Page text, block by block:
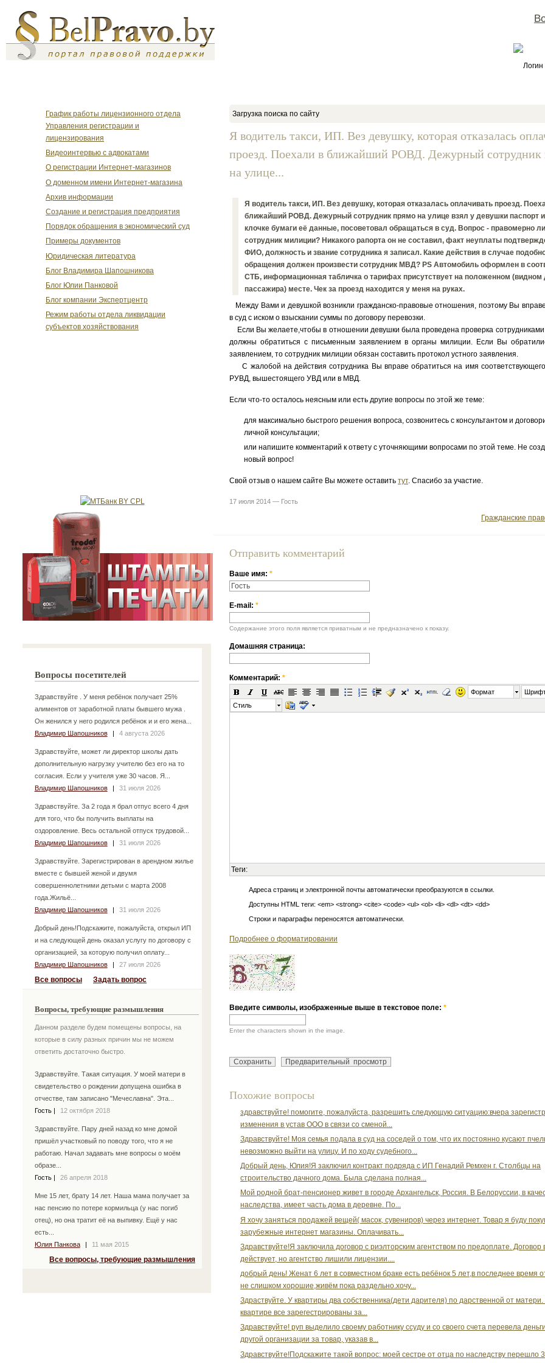
Логин
График работы лицензионного отдела
Управления регистрации и
лицензирования
Видеоинтервью с адвокатами
О регистрации Интернет-магазинов
О доменном имени Интернет-магазина
Архив информации
Создание и регистрация предприятия
Порядок обращения в экономический суд
Примеры документов
Юридическая литература
Блог Владимира Шапошникова
Блог Юлии Панковой
Блог компании Экспертцентр
Режим работы отдела ликвидации
субъектов хозяйствования
Вопросы посетителей
Здравствуйте . У меня ребёнок получает 25%
алиментов от заработной платы бывшего мужа .
Он женился у него родился ребёнок и и его жена...
Владимир Шапошников
| 4 августа 2026
Здравствуйте, может ли директор школы дать
дополнительную нагрузку учителю без его на то
согласия. Если у учителя уже 30 часов. Я...
Владимир Шапошников
| 31 июля 2026
Здравствуйте. За 2 года я брал отпус всего 4 дня
для того, что бы получить выплаты на
оздоровление. Весь остальной отпуск трудовой...
Владимир Шапошников
| 31 июля 2026
Здравствуйте. Зарегистрирован в арендном жилье
вместе с бывшей женой и двумя
совершеннолетними детьми с марта 2008
года.Жильё...
Владимир Шапошников
| 31 июля 2026
Добрый день!Подскажите, пожалуйста, открыл ИП
и на следующей день оказал услугу по договору с
организацией, за которую получил оплату...
Владимир Шапошников
| 27 июля 2026
Все вопросы Задать вопрос
Вопросы, требующие размышления
Данном разделе будем помещены вопросы, на
которые в силу разных причин мы не можем
ответить достаточно быстро.
Здравствуйте. Такая ситуация. У моей матери в
свидетельство о рождении допущена ошибка в
отчестве, там записано "Мечеславна". Эта...
Гость
12 октября 2018
Здравствуйте. Пару дней назад ко мне домой
пришёл участковый по поводу того, что я не
работаю. Начал задавать мне вопросы о моём
образе...
Гость
26 апреля 2018
Мне 15 лет, брату 14 лет. Наша мама получает за
нас пенсию по потере кормильца (у нас погиб
отец), но она тратит её на выпивку. Ещё у нас
есть...
Юлия Панкова
11 мая 2015
Все вопросы, требующие размышления
Загрузка поиска по сайту
Я водитель такси, ИП. Вез девушку, которая отказалась
проезд. Поехали в ближайший РОВД. Дежурный сотрудник
на улице...
Я водитель такси, ИП. Вез девушку, которая отказалась оплачивать проезд.
ближайший РОВД. Дежурный сотрудник прямо на улице взял у девушки паспорт
клочке бумаги её данные, посоветовал обращаться в суд. Вопрос - правомерно
сотрудник милиции? Никакого рапорта он не составил, факт неуплаты
ФИО, должность и звание сотрудника я записал. Какие действия в случае
обращения должен произвести сотрудник МВД? PS Автомобиль оформлен в
СТБ, информационная табличка о тарифах присутствует на положенном (видном
пассажира) месте. Чек за проезд находится у меня на руках.
Между Вами и девушкой возникли гражданско-правовые отношения, поэтому Вы
в суд с иском о взыскании суммы по договору перевозки.
Если Вы желаете,чтобы в отношении девушки была проведена проверка
должны обратиться с письменным заявлением в органы милиции. Если Вы
заявлением, то сотрудник милиции обязан составить протокол устного заявления.
С жалобой на действия сотрудника Вы вправе обратиться на имя
РУВД, вышестоящего УВД или в МВД.
Если что-то осталось неясным или есть другие вопросы по этой же теме:
для максимально быстрого решения вопроса, созвонитесь с консультантом и
личной консультации;
или напишите комментарий к ответу с уточняющими вопросами по этой теме. Не
новый вопрос!
Свой отзыв о нашем сайте Вы можете оставить тут. Спасибо за участие.
17 июля 2014 — Гость
Гражданские
Отправить комментарий
Ваше имя: *
E-mail: *
Содержание этого поля является приватным и не предназначено к показу.
Домашняя страница:
Комментарий: *
Формат
Стиль
Теги:
Адреса страниц и электронной почты автоматически преобразуются в ссылки.
Доступны HTML теги: <em> <strong> <cite> <code> <ul> <ol> <li> <dl> <dt> <dd>
Строки и параграфы переносятся автоматически.
Подробнее о форматировании
Введите символы, изображенные выше в текстовое поле: *
Enter the characters shown in the image.
Похожие вопросы
здравствуйте! помогите, пожалуйста, разрешить следующую ситуацию:вчера
изменения в устав ООО в связи со сменой...
Здравствуйте! Моя семья подала в суд на соседей о том, что их постоянно кусают
невозможно выйти на улицу. И по ходу судебного...
Добрый день, Юлия!Я заключил контракт подряда с ИП Генадий Ремхен г. Столбцы на
строительство дачного дома. Была сделана полная...
Мой родной брат-пенсионер живет в городе Архангельск, Россия. В Белоруссии, в
наследства, имеет часть дома в деревне. По...
Я хочу заняться продажей вещей( масок, сувениров) через интернет. Товар я буду
зарубежные интернет магазины. Оплачивать...
Здравствуйте!Я заключила договор с риэлторским агентством по предоплате. Договор
действует, но агентство лишили лицензии....
добрый день! Женат 6 лет в совместном браке есть ребёнок 5 лет,в последнее время
не слишком хорошие,живём пока раздельно.хочу...
Здраствуйте. У квартиры два собственника(дети дарителя) по дарственной от
квартире все зарегестрированы за...
Здравствуйте! руп выделило своему работнику ссуду и со своего счета перевела
другой организации за товар, указав в...
Здравствуйте!Подскажите такой вопрос: моей сестре от отца по наследству перешло